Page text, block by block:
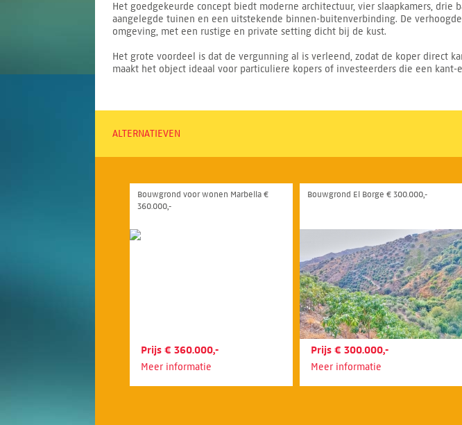
Het goedgekeurde concept biedt moderne architectuur, vier slaapkamers, drie
aangelegde tuinen en een uitstekende binnen-buitenverbinding. De
omgeving, met een rustige en private setting dicht bij de kust.
Het grote voordeel is dat de vergunning al is verleend, zodat de koper direct
maakt het object ideaal voor particuliere kopers of investeerders die een kant-
ALTERNATIEVEN
Bouwgrond voor wonen Marbella €
360.000,-
Prijs € 360.000,-
Meer informatie
Bouwgrond El Borge € 300.000,-
Prijs € 300.000,-
Meer informatie